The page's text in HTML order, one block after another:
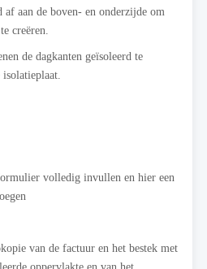
aan de boven- en onderzijde om
creëren.
de dagkanten geïsoleerd te
volledig invullen en hier een
van de factuur en het bestek met